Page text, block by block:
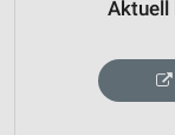
Aktuell